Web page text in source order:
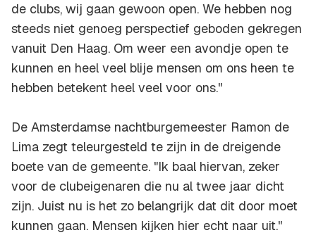
de clubs, wij gaan gewoon open. We hebben nog
steeds niet genoeg perspectief geboden gekregen
vanuit Den Haag. Om weer een avondje open te
kunnen en heel veel blije mensen om ons heen te
hebben betekent heel veel voor ons."
De Amsterdamse nachtburgemeester Ramon de
Lima zegt teleurgesteld te zijn in de dreigende
boete van de gemeente. "Ik baal hiervan, zeker
voor de clubeigenaren die nu al twee jaar dicht
zijn. Juist nu is het zo belangrijk dat dit door moet
kunnen gaan. Mensen kijken hier echt naar uit."